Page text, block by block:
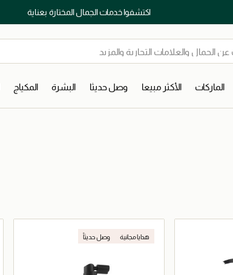
اكتشفوا خدمات الجمال المختارة بعناية
الماركات الأكثر مبيعا وصل حديثا البشرة المكياج
هدايا مجانية وصل حديثاً